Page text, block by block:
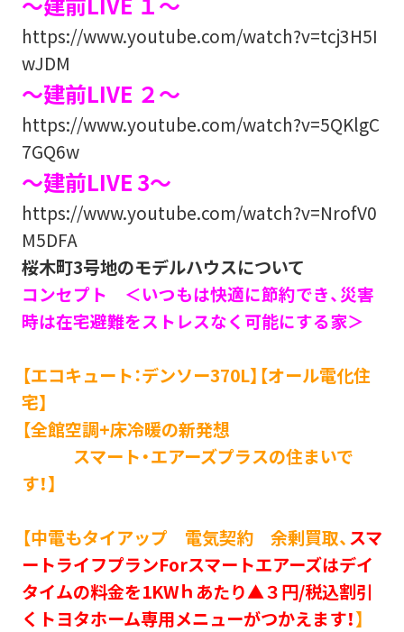
https://www.youtube.com/watch?v=tcj3H5I
wJDM
～建前LIVE ２～
https://www.youtube.com/watch?v=5QKlgC
7GQ6w
～建前LIVE 3～
https://www.youtube.com/watch?v=NrofV0
M5DFA
桜木町3号地のモデルハウスについて
コンセプト ＜いつもは快適に節約でき、災害
時は在宅避難をストレスなく可能にする家＞
【エコキュート：デンソー370L】【オール電化住
宅】
【全館空調+床冷暖の新発想
スマート・エアーズプラスの住まいで
す！】
【中電もタイアップ 電気契約 余剰買取、スマ
ートライフプランForスマートエアーズはデイ
タイムの料金を1KWｈあたり▲３円/税込割引
くトヨタホーム専用メニューがつかえます！】